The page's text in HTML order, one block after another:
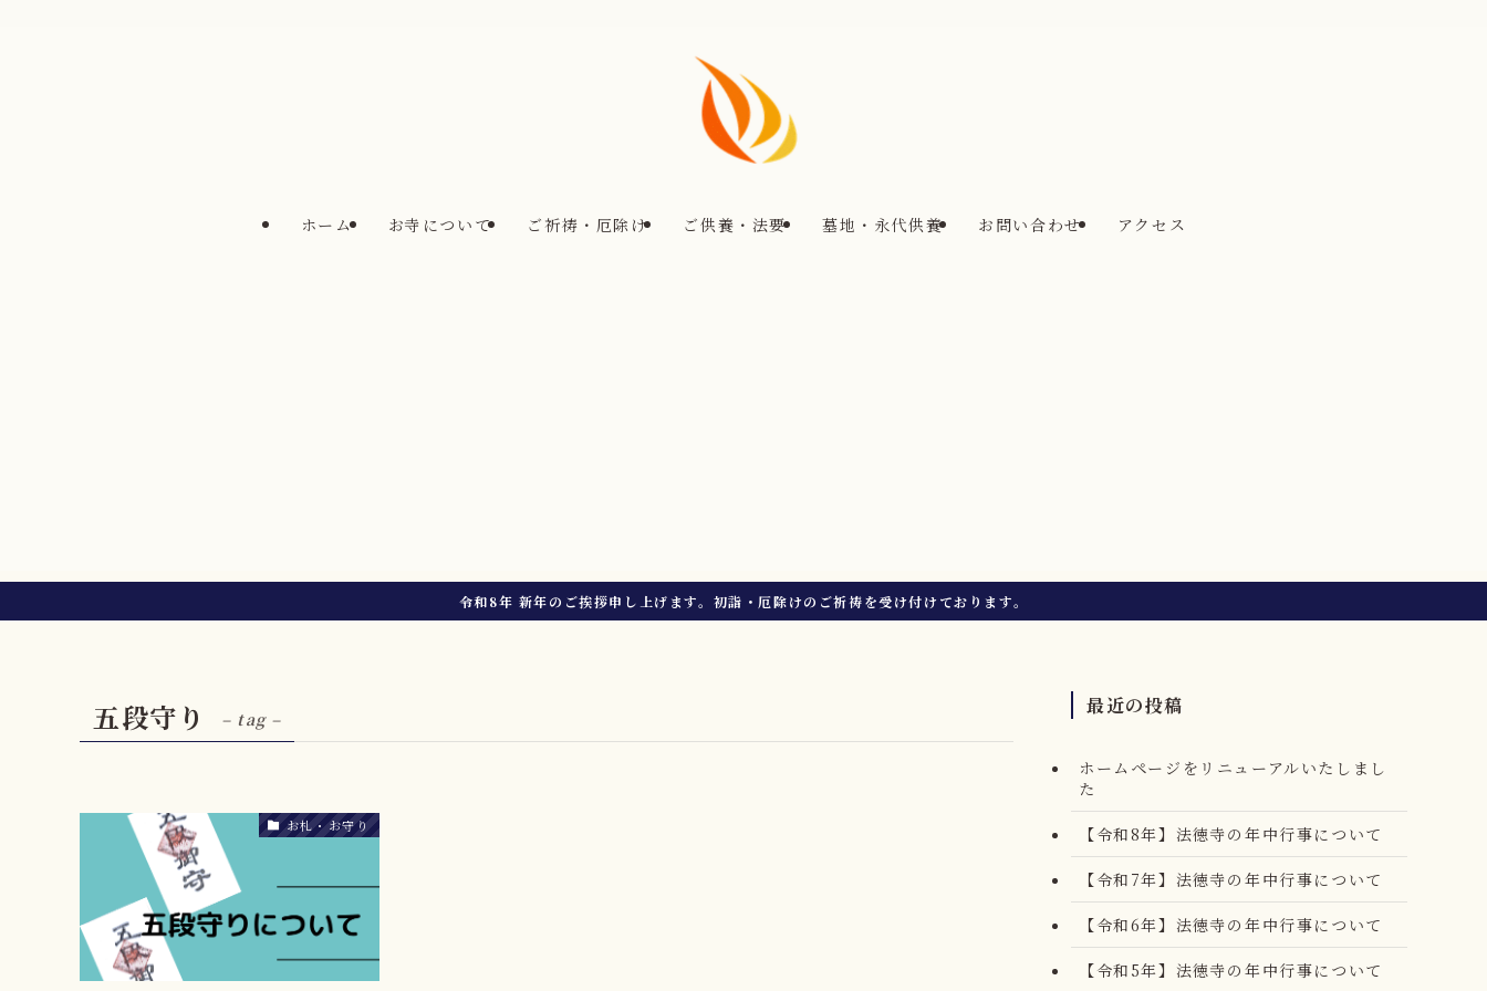
ホーム お寺について ご祈祷・厄除け ご供養・法要 墓地・永代供養 お問い合わせ アクセス
令和8年 新年のご挨拶申し上げます。初詣・厄除けのご祈祷を受け付けております。
五段守り – tag –
お札・お守り
最近の投稿
ホームページをリニューアルいたしまし
た
【令和8年】法徳寺の年中行事について
【令和7年】法徳寺の年中行事について
【令和6年】法徳寺の年中行事について
【令和5年】法徳寺の年中行事について